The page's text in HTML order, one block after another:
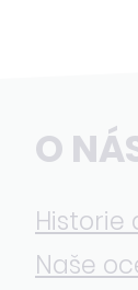
O
Historie
Naše